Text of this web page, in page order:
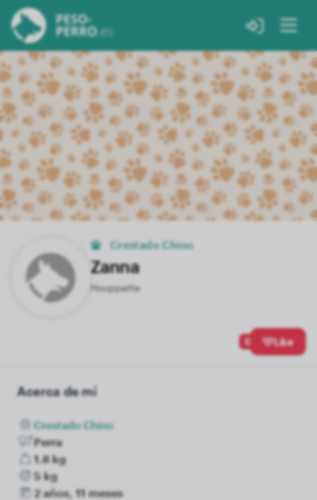
Crestado Chino
Zanna
Houppette
0 Like
Acerca de mí
Crestado Chino
Perra
1.8 kg
5 kg
2 años, 11 meses